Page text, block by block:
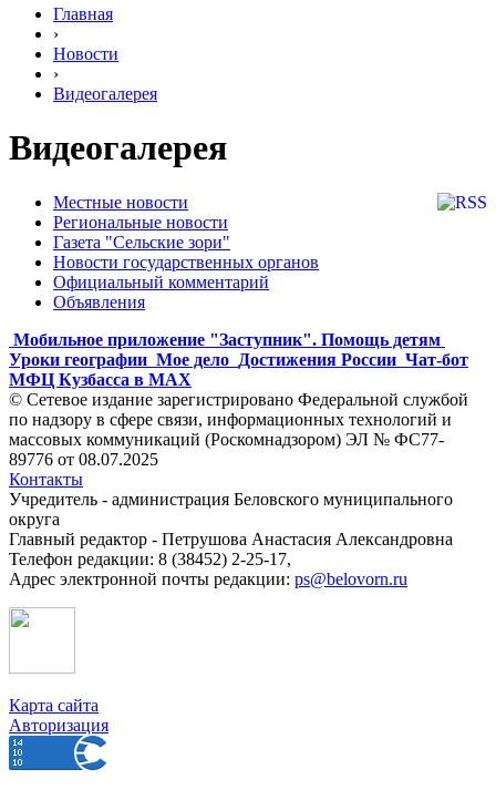
Главная
›
Новости
›
Видеогалерея
Видеогалерея
Местные новости
Региональные новости
Газета "Сельские зори"
Новости государственных органов
Официальный комментарий
Объявления
Мобильное приложение "Заступник". Помощь детям
Уроки географии Мое дело Достижения России Чат-бот
МФЦ Кузбасса в MAX
© Сетевое издание зарегистрировано Федеральной службой
по надзору в сфере связи, информационных технологий и
массовых коммуникаций (Роскомнадзором) ЭЛ № ФС77-
89776 от 08.07.2025
Контакты
Учредитель - администрация Беловского муниципального
округа
Главный редактор - Петрушова Анастасия Александровна
Телефон редакции: 8 (38452) 2-25-17,
Адрес электронной почты редакции: ps@belovorn.ru
Карта сайта
Авторизация